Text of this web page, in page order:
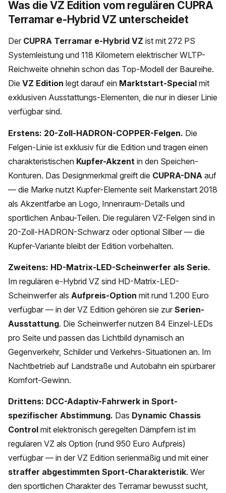
Was die VZ Edition vom regulären CUPRA
Terramar e-Hybrid VZ unterscheidet
Der CUPRA Terramar e-Hybrid VZ ist mit 272 PS
Systemleistung und 118 Kilometern elektrischer WLTP-
Reichweite ohnehin schon das Top-Modell der Baureihe.
Die VZ Edition legt darauf ein Marktstart-Special mit
exklusiven Ausstattungs-Elementen, die nur in dieser Linie
verfügbar sind.
Erstens: 20-Zoll-HADRON-COPPER-Felgen. Die
Felgen-Linie ist exklusiv für die Edition und tragen einen
charakteristischen Kupfer-Akzent in den Speichen-
Konturen. Das Designmerkmal greift die CUPRA-DNA auf
— die Marke nutzt Kupfer-Elemente seit Markenstart 2018
als Akzentfarbe an Logo, Innenraum-Details und
sportlichen Anbau-Teilen. Die regulären VZ-Felgen sind in
20-Zoll-HADRON-Schwarz oder optional Silber — die
Kupfer-Variante bleibt der Edition vorbehalten.
Zweitens: HD-Matrix-LED-Scheinwerfer als Serie.
Im regulären e-Hybrid VZ sind HD-Matrix-LED-
Scheinwerfer als Aufpreis-Option mit rund 1.200 Euro
verfügbar — in der VZ Edition gehören sie zur Serien-
Ausstattung. Die Scheinwerfer nutzen 84 Einzel-LEDs
pro Seite und passen das Lichtbild dynamisch an
Gegenverkehr, Schilder und Verkehrs-Situationen an. Im
Nachtbetrieb auf Landstraße und Autobahn ein spürbarer
Komfort-Gewinn.
Drittens: DCC-Adaptiv-Fahrwerk in Sport-
spezifischer Abstimmung. Das Dynamic Chassis
Control mit elektronisch geregelten Dämpfern ist im
regulären VZ als Option (rund 950 Euro Aufpreis)
verfügbar — in der VZ Edition serienmäßig und mit einer
straffer abgestimmten Sport-Charakteristik. Wer
den sportlichen Charakter des Terramar bewusst sucht,